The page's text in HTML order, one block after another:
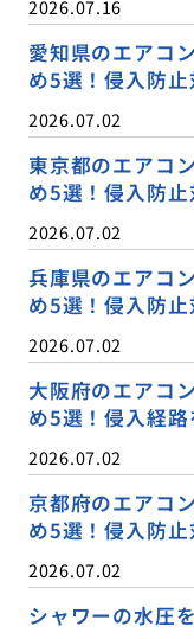
2026.07.16
愛知県のエアコ
め5選！侵入防止
2026.07.02
東京都のエアコ
め5選！侵入防止
2026.07.02
兵庫県のエアコ
め5選！侵入防止
2026.07.02
大阪府のエアコ
め5選！侵入経
2026.07.02
京都府のエアコ
め5選！侵入防
2026.07.02
シャワーの水圧